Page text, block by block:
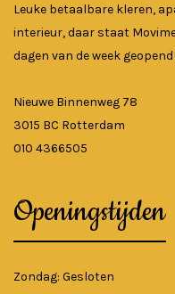
Leuke betaalbare kleren,
interieur, daar staat
dagen van de week
Nieuwe Binnenweg 78
3015 BC Rotterdam
010 4366505
Openingstijden
Zondag: Gesloten